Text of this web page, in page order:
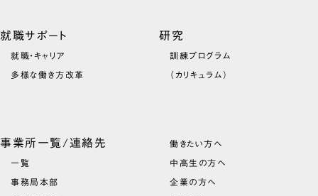
就職サポート
就職・キャリア
多様な働き方改革
研究
訓練プログラム
（カリキュラム）
事業所一覧/連絡先
一覧
事務局本部
働きたい方へ
中高生の方へ
企業の方へ